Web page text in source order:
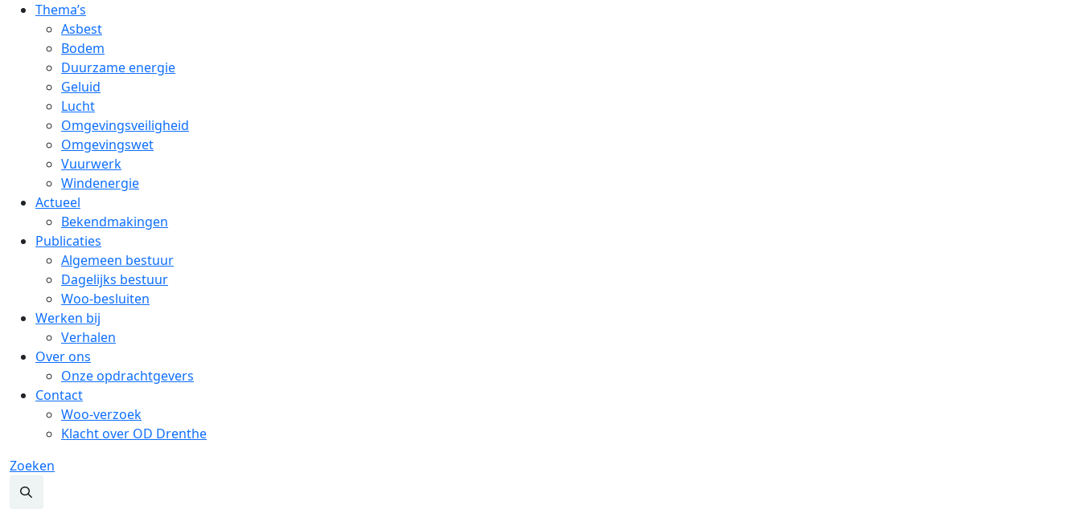
Thema’s
Asbest
Bodem
Duurzame energie
Geluid
Lucht
Omgevingsveiligheid
Omgevingswet
Vuurwerk
Windenergie
Actueel
Bekendmakingen
Publicaties
Algemeen bestuur
Dagelijks bestuur
Woo-besluiten
Werken bij
Verhalen
Over ons
Onze opdrachtgevers
Contact
Woo-verzoek
Klacht over OD Drenthe
Zoeken